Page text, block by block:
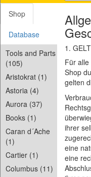
Shop
Database
Tools and Parts
(105)
Aristokrat (1)
Astoria (4)
Aurora (37)
Books (1)
Caran d´Ache
(1)
Cartier (1)
Columbus (11)
1.
Für
Shop
gelten
ihrer
eine
eine